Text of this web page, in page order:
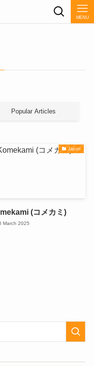
MENU
Popular Articles
Japon
(コメカミ)
March 2025